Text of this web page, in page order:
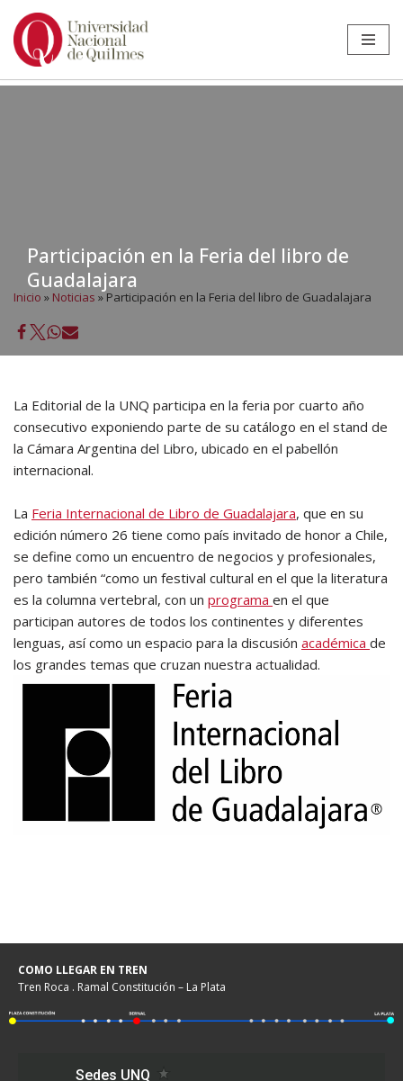
Ir
Participación en la Feria del libro de
Guadalajara
Inicio » Noticias »Participación en la Feria del libro de Guadalajara
La Editorial de la UNQ participa en la feria por cuarto año
consecutivo exponiendo parte de su catálogo en el stand de
la Cámara Argentina del Libro, ubicado en el pabellón
internacional.
La Feria Internacional de Libro de Guadalajara, que en su
edición número 26 tiene como país invitado de honor a Chile,
se define como un encuentro de negocios y profesionales,
pero también “como un festival cultural en el que la literatura
es la columna vertebral, con un programa en el que
participan autores de todos los continentes y diferentes
lenguas, así como un espacio para la discusión académica de
los grandes temas que cruzan nuestra actualidad.
COMO LLEGAR EN TREN
Tren Roca . Ramal Constitución – La Plata